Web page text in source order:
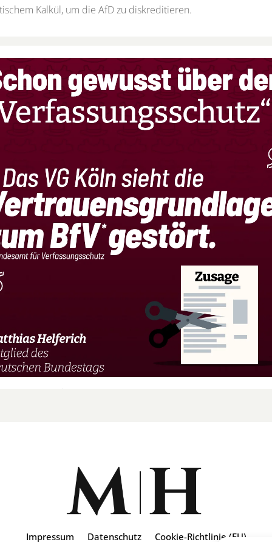
Kalkül, um die AfD zu diskreditieren.
Impressum Datenschutz Cookie-Richtlinie (EU)